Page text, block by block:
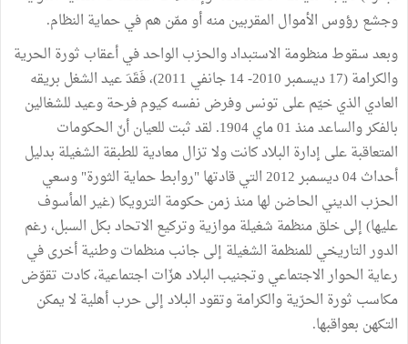
وجشع رؤوس الأموال المقربين منه أو ممّن هم في حماية النظام.
وبعد سقوط منظومة الاستبداد والحزب الواحد في أعقاب ثورة الحرية
والكرامة (17 ديسمبر 2010- 14 جانفي 2011)، فَقَدَ عيد الشغل بريقه
العادي الذي خيّم على تونس وفرض نفسه كيوم فرحة وعيد للشغالين
بالفكر والساعد منذ 01 ماي 1904. لقد ثبت للعيان أنّ الحكومات
المتعاقبة على إدارة البلاد كانت ولا تزال معادية للطبقة الشغيلة بدليل
أحداث 04 ديسمبر 2012 التي قادتها "روابط حماية الثورة" وسعي
الحزب الديني الحاضن لها منذ زمن حكومة الترويكا (غير المأسوف
عليها) إلى خلق منظمة شغيلة موازية وتركيع الاتحاد بكل السبل، رغم
الدور التاريخي للمنظمة الشغيلة إلى جانب منظمات وطنية أخرى في
رعاية الحوار الاجتماعي وتجنيب البلاد هزّات اجتماعية، كادت تقوّض
مكاسب ثورة الحرّية والكرامة وتقود البلاد إلى حرب أهلية لا يمكن
التكهن بعواقبها.